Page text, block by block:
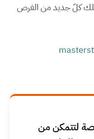
كلّ جديد من الفرص
لتتمكن من